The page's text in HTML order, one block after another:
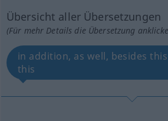
Übersicht aller Übersetzungen
(Für mehr Details die Übersetzung
in addition, as well, besides
this